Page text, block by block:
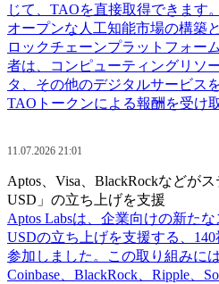
じて、TAOを直接取得できます
オープンな人工知能市場の構築
ロックチェーンプラットフォー
者は、コンピューティングリソ
タ、その他のデジタルサービス
TAOトークンによる報酬を受け
11.07.2026 21:01
Aptos、Visa、BlackRockなどが
USD」の立ち上げを支援
Aptos Labsは、企業向けの新た
USDの立ち上げを支援する、
参加しました。この取り組みには
Coinbase、BlackRock、Ripple、